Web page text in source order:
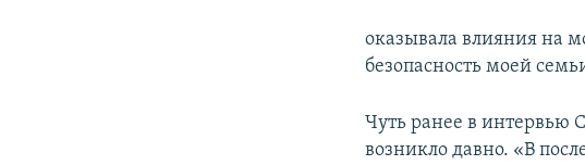
оказывала влияния на
безопасность моей
Чуть ранее в интервью
возникло давно. «В